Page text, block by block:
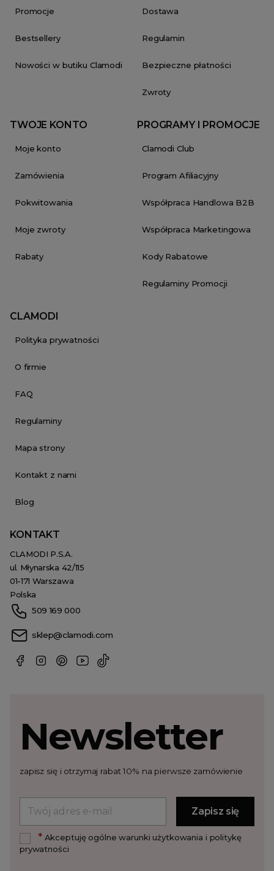
Promocje
Bestsellery
Nowości w butiku Clamodi
Dostawa
Regulamin
Bezpieczne płatności
Zwroty
TWOJE KONTO
Moje konto
Zamówienia
Pokwitowania
Moje zwroty
Rabaty
PROGRAMY I PROMOCJE
Clamodi Club
Program Afiliacyjny
Współpraca Handlowa B2B
Współpraca Marketingowa
Kody Rabatowe
Regulaminy Promocji
CLAMODI
Polityka prywatności
O firmie
FAQ
Regulaminy
Mapa strony
Kontakt z nami
Blog
KONTAKT
CLAMODI P.S.A.
ul. Młynarska 42/115
01-171 Warszawa
Polska
509 169 000
sklep@clamodi.com
Newsletter
zapisz się i otrzymaj rabat 10% na pierwsze zamówienie
*Akceptuję ogólne warunki użytkowania i politykę
prywatności